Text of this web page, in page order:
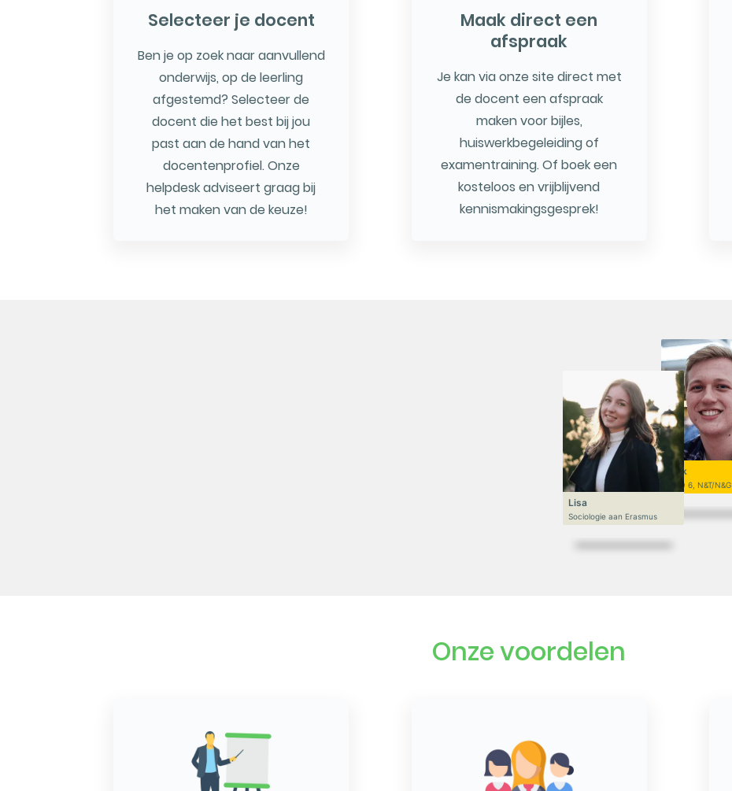
Selecteer je docent
Ben je op zoek naar aanvullend
onderwijs, op de leerling
afgestemd? Selecteer de
docent die het best bij jou
past aan de hand van het
docentenprofiel. Onze
helpdesk adviseert graag bij
het maken van de keuze!
Maak direct een
afspraak
Je kan via onze site direct met
de docent een afspraak
maken voor bijles,
huiswerkbegeleiding of
examentraining. Of boek een
kosteloos en vrijblijvend
kennismakingsgesprek!
Niek
VWO 6, N&T/N&G
Lisa
Sociologie aan Erasmus
Onze voordelen